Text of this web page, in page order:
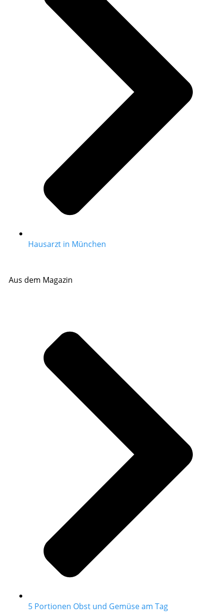
Hausarzt in München
Aus dem Magazin
5 Portionen Obst und Gemüse am Tag